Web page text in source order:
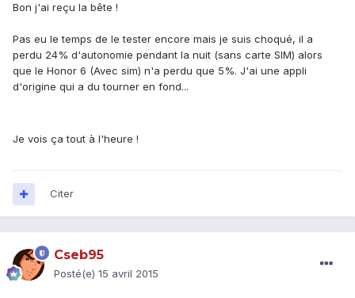
Bon j'ai reçu la bête !
Pas eu le temps de le tester encore mais je suis choqué, il a
perdu 24% d'autonomie pendant la nuit (sans carte SIM) alors
que le Honor 6 (Avec sim) n'a perdu que 5%. J'ai une appli
d'origine qui a du tourner en fond...
Je vois ça tout à l'heure !
Citer
Cseb95
Posté(e) 15 avril 2015